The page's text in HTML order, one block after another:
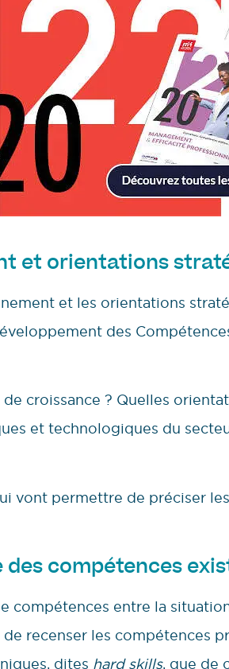
et orientations
et les orientations
des
croissance ? Quelles
et technologiques du
vont permettre de préciser
compétences
compétences entre la
recenser les compétences
dites hard skills, que de